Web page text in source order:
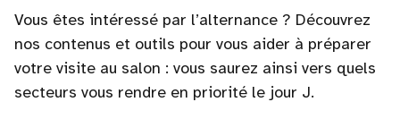
Vous êtes intéressé par l’alternance ? Découvrez
nos contenus et outils pour vous aider à préparer
votre visite au salon : vous saurez ainsi vers quels
secteurs vous rendre en priorité le jour J.